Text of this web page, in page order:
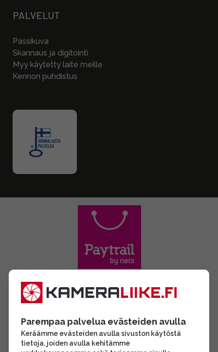
PALVELUT
Passikuva
Skannaus ja digitointi
Myy käytetty laite meille
Kennon puhdistus
Parempaa palvelua evästeiden avulla
Keräämme evästeiden avulla sivuston käytöstä
tietoja, joiden avulla kehitämme